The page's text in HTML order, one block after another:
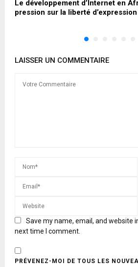
Le développement d’Internet en
pression sur la liberté
LAISSER UN COMMENTAIRE
Save my name, email, and website
next time I comment.
PRÉVENEZ-MOI DE TOUS LES